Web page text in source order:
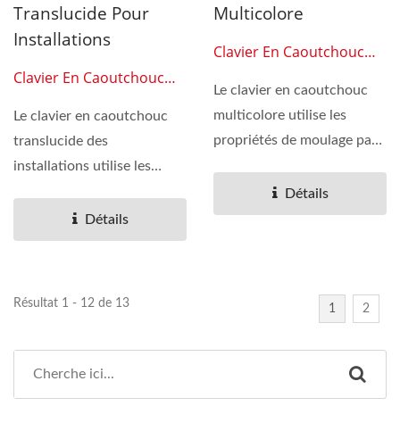
Translucide Pour
Installations
Clavier En Caoutchouc
Le clavier en caoutchouc
translucide des
installations utilise les
Détails
Multicolore
Clavier En Caoutchouc
Le clavier en caoutchouc
multicolore utilise les
propriétés de moulage par
caoutchouc...Détails
Résultat 1 - 12 de 13 1 2